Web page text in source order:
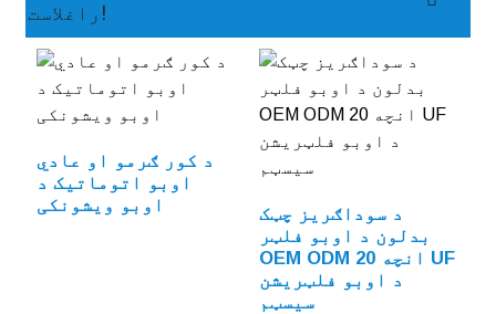
راغلاست!
د کور ګرمو او عادي
اوبو اتوماتیک د
اوبو ویشونکی
د سوداګریز چټک
بدلون د اوبو فلټر
OEM ODM 20 انچه UF
د اوبو فلټریشن
سیسټم